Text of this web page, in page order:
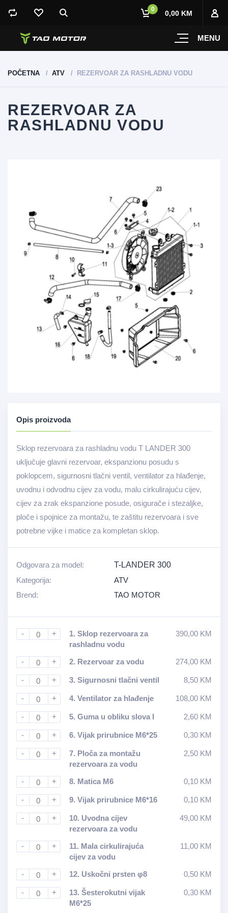
MENU
0 0,00 KM
POČETNA ATV REZERVOAR ZA RASHLADNU VODU
REZERVOAR ZA
RASHLADNU VODU
Opis proizvoda
Sklop rezervoara za rashladnu vodu T LANDER 300
uključuje glavni rezervoar, ekspanzionu posudu s
poklopcem, sigurnosni tlačni ventil, ventilator za hlađenje,
uvodnu i odvodnu cijev za vodu, malu cirkulirajuću cijev,
cijev za zrak ekspanzione posude, osigurače i stezaljke,
ploče i spojnice za montažu, te zaštitu rezervoara i sve
potrebne vijke i matice za kompletan sklop.
Odgovara za model:
T-LANDER 300
Kategorija:
ATV
Brend:
TAO MOTOR
- + 1. Sklop rezervoara za
rashladnu vodu
390,00 KM
- + 2. Rezervoar za vodu 274,00 KM
- + 3. Sigurnosni tlačni ventil 8,50 KM
- + 4. Ventilator za hlađenje 108,00 KM
- + 5. Guma u obliku slova I 2,60 KM
- + 6. Vijak prirubnice M6*25 0,30 KM
- + 7. Ploča za montažu
rezervoara za vodu
2,50 KM
- + 8. Matica M6 0,10 KM
- + 9. Vijak prirubnice M6*16 0,10 KM
- + 10. Uvodna cijev
rezervoara za vodu
49,00 KM
- + 11. Mala cirkulirajuća
cijev za vodu
11,00 KM
- + 12. Uskočni prsten φ8 0,50 KM
- + 13. Šesterokutni vijak
M6*25
0,30 KM